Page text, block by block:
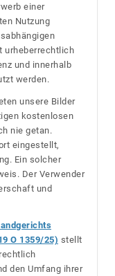
einer
Nutzung
urheberrechtlich
und innerhalb
werden.
unsere Bilder
kostenlosen
nie getan.
eingestellt,
Ein solcher
Der Verwender
und
O 1359/25) stellt
den Umfang ihrer